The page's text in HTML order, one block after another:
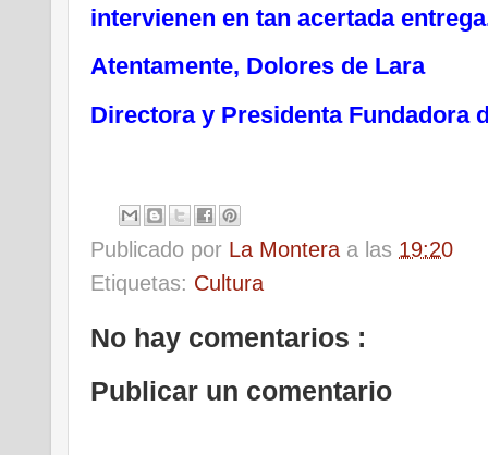
intervienen en tan acertada
Atentamente, Dolores de Lara
Directora y Presidenta Fundadora
Publicado por La Montera a las 19:20
Etiquetas: Cultura
No hay comentarios :
Publicar un comentario